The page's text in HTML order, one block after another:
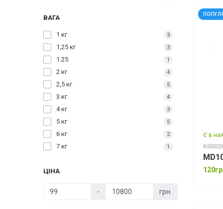
ВАГА
1 кг 3
1,25 кг 3
1.25 1
2 кг 4
2,5 кг 5
3 кг 4
4 кг 3
5 кг 5
6 кг 2
7 кг 1
8,5 кг
10 кг 7
ЦІНА
- грн.
Є в